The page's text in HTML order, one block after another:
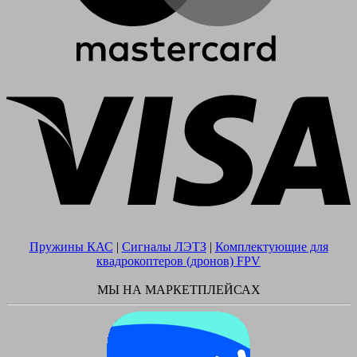
Пружины КАС | Сигналы ЛЭТЗ| Комплектующие для
квадрокоптеров (дронов) FPV
МЫ НА МАРКЕТПЛЕЙСАХ